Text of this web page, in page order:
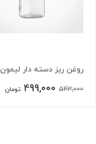
روغن ریز دسته دار لیمون
543,000
499,000 تومان